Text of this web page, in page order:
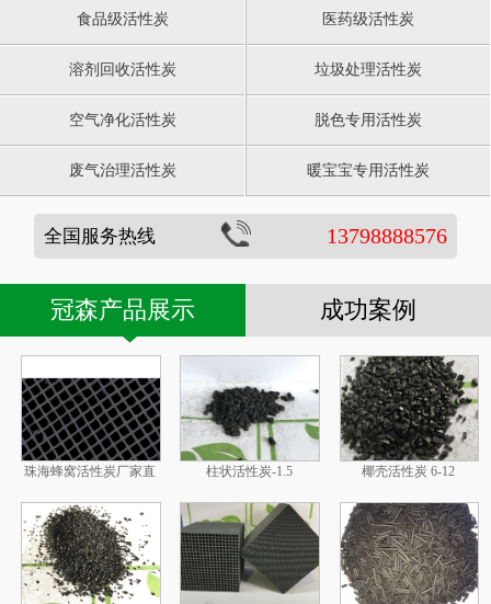
食品级活性炭 医药级活性炭
溶剂回收活性炭 垃圾处理活性炭
空气净化活性炭 脱色专用活性炭
废气治理活性炭 暖宝宝专用活性炭
全国服务热线 13798888576
冠森产品展示 成功案例
珠海蜂窝活性炭厂家直 柱状活性炭-1.5 椰壳活性炭 6-12